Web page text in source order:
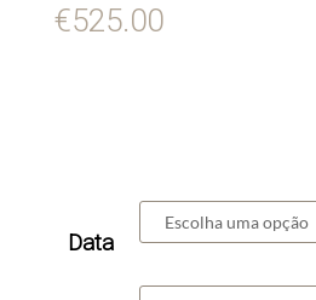
€525.00
Data